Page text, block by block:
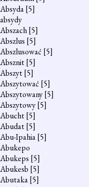
Absyda[5]
absydy
Abszach[5]
Abszlus [5]
Abszlusować [5]
Absznit[5]
Abszyt[5]
Abszytować [5]
Abszytowany[5]
Abszytowy[5]
Abucht[5]
Abudat[5]
Abu-Ipahia[5]
Abukepo
Abukeps [5]
Abukesb [5]
Abutaka[5]